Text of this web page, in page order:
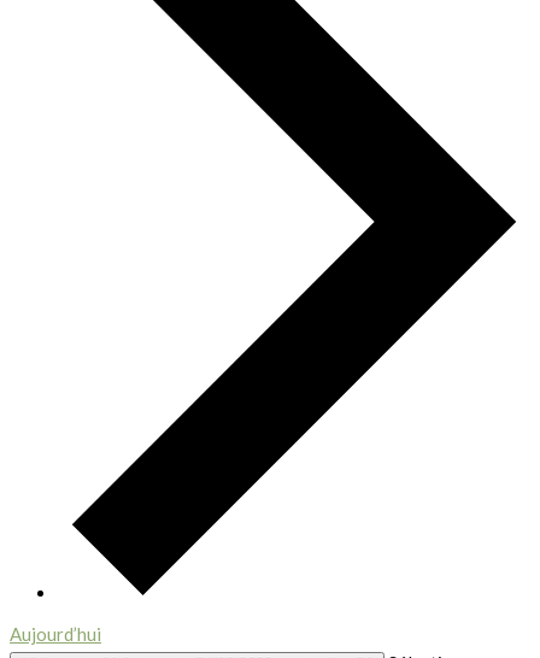
Aujourd’hui